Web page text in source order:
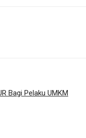
Bagi Pelaku UMKM